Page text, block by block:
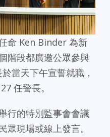
命 Ken Binder 為新
階段都廣邀公眾參與
當天下午宣誓就職，
任警長。
行的特別監事會會議
眾現場或線上發言。